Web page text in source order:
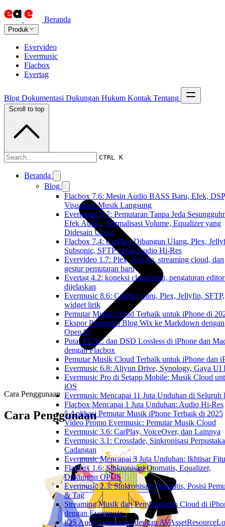
Beranda
Produk
Evervideo
Evermusic
Flacbox
Evertag
Blog Dokumentasi Dukungan Hukum Kontak Tentang
CTRL K
Beranda
Blog
Flacbox 7.6: Mesin Audio BASS Baru, Efek,
Visualizer Musik Langsung
Evermusic 8.7: Pemutaran Tanpa Jeda
Efek Audio, Normalisasi Volume, Equalizer yang
Didesain Ulang
Flacbox 7.4: CarPlay Dibangun Ulang, Plex,
Subsonic, SFTP untuk Audio Hi-Res
Evervideo 1.7: Plex, Jellyfin, streaming cloud, dan
gestur pemutaran baru
Evertag 4.2: koneksi cloud baru, pengaturan
dijelaskan
Evermusic 8.6: CarPlay baru, Plex, Jellyfin, SFTP,
widget lirik
Pemutar Musik Cloud Terbaik untuk iPhone di
Ekspor Postingan Blog Wix ke Markdown dengan
OpenAI
Putar FLAC dan DSD Lossless di iPhone dan
dengan Flacbox
Pemutar Musik Cloud Terbaik untuk iPhone dan
Evermusic 6.8: Aliyun Drive, Synology, Gaya UI
Evermusic Pro di Setapp Mobile: Musik Cloud
iOS
Evermusic Mencapai 11 Juta Unduhan di Seluruh
Flacbox Mencapai 1 Juta Unduhan: Audio Hi-Res
5 Aplikasi Pemutar Musik iPhone Terbaik di 2025
Video Promo Evermusic: Pemutar Musik Cloud
Evermusic 3.6: CarPlay, VoiceOver, dan Lainnya
Evermusic 3.1: Crossfade, Sinkronisasi
Cadangan
Evermusic Mencapai 3 Juta Unduhan: Ikhtisar
Flacbox 1.6: Sinkronisasi Otomatis, Equalizer,
Dukungan OPUS
Evermusic 2.3: Sinkronisasi Otomatis, Posisi
& Tag
Streaming Musik dari Penyimpanan Cloud di
dengan Evermusic
iOS Audio Streaming dengan
Scroll to top
Dokumentasi
Cara Penggunaan
Cara Penggunaan